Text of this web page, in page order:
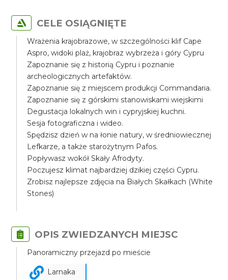
CELE OSIĄGNIĘTE
Wrażenia krajobrazowe, w szczególności klif Cape
Aspro, widoki plaż, krajobraz wybrzeża i góry Cypru
Zapoznanie się z historią Cypru i poznanie
archeologicznych artefaktów.
Zapoznanie się z miejscem produkcji Commandaria.
Zapoznanie się z górskimi stanowiskami wiejskimi
Degustacja lokalnych win i cypryjskiej kuchni.
Sesja fotograficzna i wideo.
Spędzisz dzień w na łonie natury, w średniowiecznej
Lefkarze, a także starożytnym Pafos.
Popływasz wokół Skały Afrodyty.
Poczujesz klimat najbardziej dzikiej części Cypru.
Zrobisz najlepsze zdjęcia na Białych Skałkach (White
Stones)
OPIS ZWIEDZANYCH MIEJSC
Panoramiczny przejazd po mieście
Larnaka